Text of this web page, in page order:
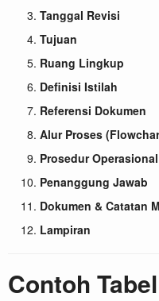
Tanggal Revisi
Tujuan
Ruang Lingkup
Definisi Istilah
Referensi Dokumen
Alur Proses
Prosedur
Penanggung Jawab
Dokumen & Catatan
Lampiran
Contoh